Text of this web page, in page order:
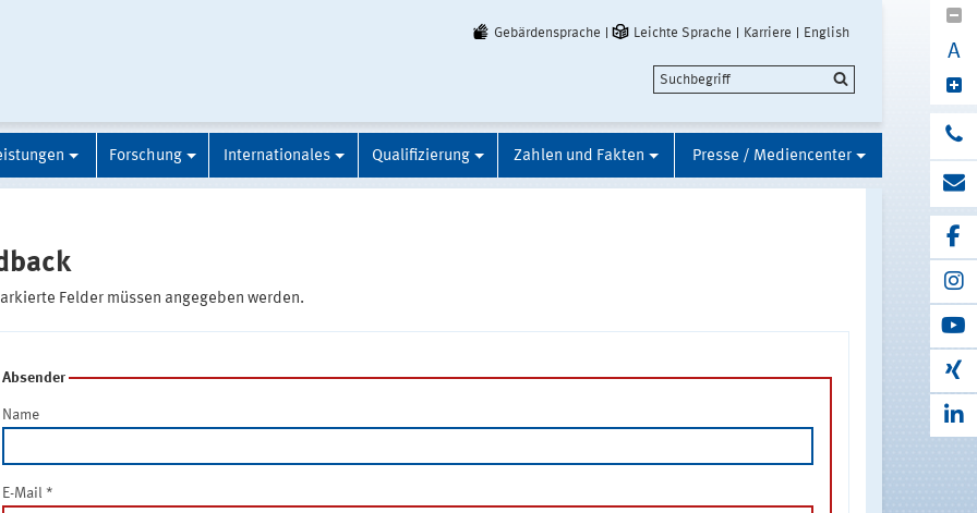
Gebärdensprache Leichte Sprache Karriere English
A
Forschung Internationales Qualifizierung Zahlen und Fakten Presse / Mediencenter
Felder müssen angegeben werden.
Absender
Name
E-Mail *